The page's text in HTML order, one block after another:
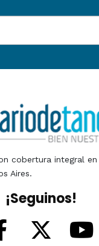
cobertura integral
Aires.
¡Seguinos!